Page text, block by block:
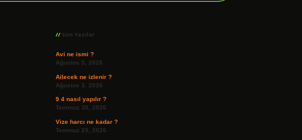
Son Yazılar
Avi ne ismi ?
Ağustos 5, 2026
Ailecek ne izlenir ?
Ağustos 3, 2026
9 4 nasıl yapılır ?
Temmuz 30, 2026
Vize harcı ne kadar ?
Temmuz 29, 2026